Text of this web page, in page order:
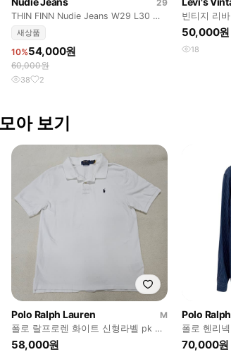
29
THIN FINN Nudie Jeans W29 L30 새
상품
새상품
10%54,000원
60,000원
38 2
50,000원
18
아 보기
Polo Ralph Lauren
M
폴로 랄프로렌 화이트 신형라벨 pk 반
팔 카라티 급처
58,000원
Polo
폴로 헨리
(L)
70,000원